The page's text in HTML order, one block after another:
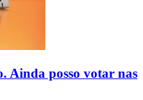
Ainda posso votar nas